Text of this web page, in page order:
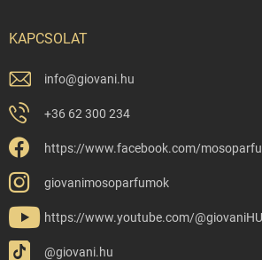
KAPCSOLAT
info@giovani.hu
+36 62 300 234
https://www.facebook.com/
giovanimosoparfumok
https://www.youtube.com/@giovaniHU
@giovani.hu